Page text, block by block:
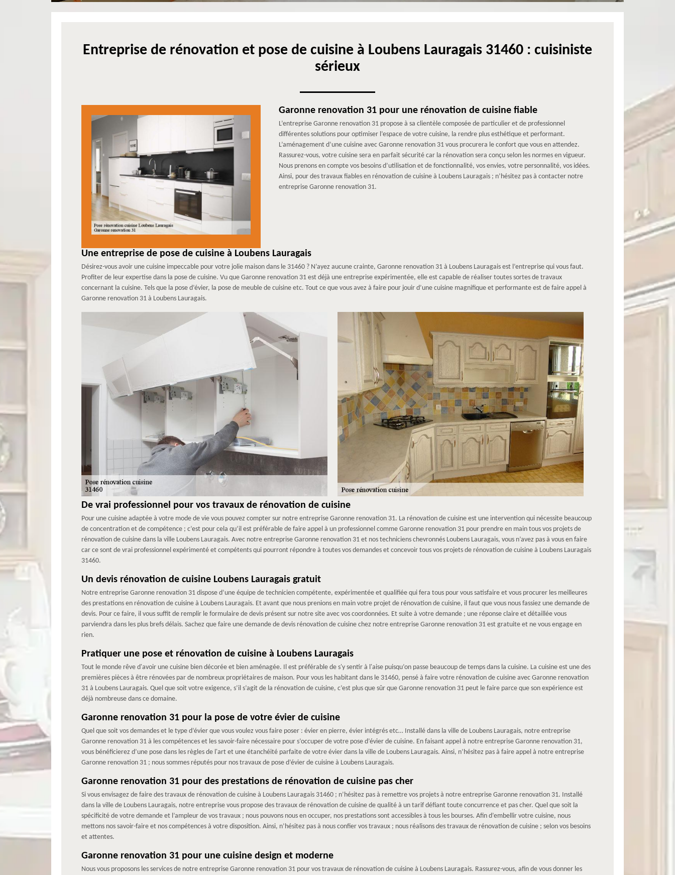
Entreprise de rénovation et pose de cuisine à Loubens Lauragais 31460 : cuisiniste
sérieux
Garonne renovation 31 pour une rénovation de cuisine fiable
L’entreprise Garonne renovation 31 propose à sa clientèle composée de particulier et de professionnel
différentes solutions pour optimiser l’espace de votre cuisine, la rendre plus esthétique et performant.
L’aménagement d’une cuisine avec Garonne renovation 31 vous procurera le confort que vous en attendez.
Rassurez-vous, votre cuisine sera en parfait sécurité car la rénovation sera conçu selon les normes en vigueur.
Nous prenons en compte vos besoins d’utilisation et de fonctionnalité, vos envies, votre personnalité, vos idées.
Ainsi, pour des travaux fiables en rénovation de cuisine à Loubens Lauragais ; n’hésitez pas à contacter notre
entreprise Garonne renovation 31.
Une entreprise de pose de cuisine à Loubens Lauragais
Désirez-vous avoir une cuisine impeccable pour votre jolie maison dans le 31460 ? N’ayez aucune crainte, Garonne renovation 31 à Loubens Lauragais est l’entreprise qui vous faut.
Profiter de leur expertise dans la pose de cuisine. Vu que Garonne renovation 31 est déjà une entreprise expérimentée, elle est capable de réaliser toutes sortes de travaux
concernant la cuisine. Tels que la pose d’évier, la pose de meuble de cuisine etc. Tout ce que vous avez à faire pour jouir d’une cuisine magnifique et performante est de faire appel à
Garonne renovation 31 à Loubens Lauragais.
De vrai professionnel pour vos travaux de rénovation de cuisine
Pour une cuisine adaptée à votre mode de vie vous pouvez compter sur notre entreprise Garonne renovation 31. La rénovation de cuisine est une intervention qui nécessite beaucoup
de concentration et de compétence ; c’est pour cela qu’il est préférable de faire appel à un professionnel comme Garonne renovation 31 pour prendre en main tous vos projets de
rénovation de cuisine dans la ville Loubens Lauragais. Avec notre entreprise Garonne renovation 31 et nos techniciens chevronnés Loubens Lauragais, vous n’avez pas à vous en faire
car ce sont de vrai professionnel expérimenté et compétents qui pourront répondre à toutes vos demandes et concevoir tous vos projets de rénovation de cuisine à Loubens Lauragais
31460.
Un devis rénovation de cuisine Loubens Lauragais gratuit
Notre entreprise Garonne renovation 31 dispose d’une équipe de technicien compétente, expérimentée et qualifiée qui fera tous pour vous satisfaire et vous procurer les meilleures
des prestations en rénovation de cuisine à Loubens Lauragais. Et avant que nous prenions en main votre projet de rénovation de cuisine, il faut que vous nous fassiez une demande de
devis. Pour ce faire, il vous suffit de remplir le formulaire de devis présent sur notre site avec vos coordonnées. Et suite à votre demande ; une réponse claire et détaillée vous
parviendra dans les plus brefs délais. Sachez que faire une demande de devis rénovation de cuisine chez notre entreprise Garonne renovation 31 est gratuite et ne vous engage en
rien.
Pratiquer une pose et rénovation de cuisine à Loubens Lauragais
Tout le monde rêve d'avoir une cuisine bien décorée et bien aménagée. Il est préférable de s'y sentir à l'aise puisqu’on passe beaucoup de temps dans la cuisine. La cuisine est une des
premières pièces à être rénovées par de nombreux propriétaires de maison. Pour vous les habitant dans le 31460, pensé à faire votre rénovation de cuisine avec Garonne renovation
31 à Loubens Lauragais. Quel que soit votre exigence, s’il s’agit de la rénovation de cuisine, c’est plus que sûr que Garonne renovation 31 peut le faire parce que son expérience est
déjà nombreuse dans ce domaine.
Garonne renovation 31 pour la pose de votre évier de cuisine
Quel que soit vos demandes et le type d’évier que vous voulez vous faire poser : évier en pierre, évier intégrés etc… Installé dans la ville de Loubens Lauragais, notre entreprise
Garonne renovation 31 à les compétences et les savoir-faire nécessaire pour s’occuper de votre pose d’évier de cuisine. En faisant appel à notre entreprise Garonne renovation 31,
vous bénéficierez d’une pose dans les règles de l'art et une étanchéité parfaite de votre évier dans la ville de Loubens Lauragais. Ainsi, n’hésitez pas à faire appel à notre entreprise
Garonne renovation 31 ; nous sommes réputés pour nos travaux de pose d’évier de cuisine à Loubens Lauragais.
Garonne renovation 31 pour des prestations de rénovation de cuisine pas cher
Si vous envisagez de faire des travaux de rénovation de cuisine à Loubens Lauragais 31460 ; n’hésitez pas à remettre vos projets à notre entreprise Garonne renovation 31. Installé
dans la ville de Loubens Lauragais, notre entreprise vous propose des travaux de rénovation de cuisine de qualité à un tarif défiant toute concurrence et pas cher. Quel que soit la
spécificité de votre demande et l’ampleur de vos travaux ; nous pouvons nous en occuper, nos prestations sont accessibles à tous les bourses. Afin d’embellir votre cuisine, nous
mettons nos savoir-faire et nos compétences à votre disposition. Ainsi, n’hésitez pas à nous confier vos travaux ; nous réalisons des travaux de rénovation de cuisine ; selon vos besoins
et attentes.
Garonne renovation 31 pour une cuisine design et moderne
Nous vous proposons les services de notre entreprise Garonne renovation 31 pour vos travaux de rénovation de cuisine à Loubens Lauragais. Rassurez-vous, afin de vous donner les